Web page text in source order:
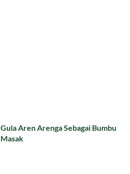
Gula Aren Arenga Sebagai Bumbu
Masak